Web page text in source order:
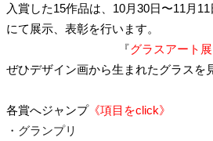
入賞した15作品は、10月30日〜11月
にて展示、表彰を行います。
『グラスアート
ぜひデザイン画から生まれたグラスを
各賞へジャンプ《項目をclick》
・グランプリ